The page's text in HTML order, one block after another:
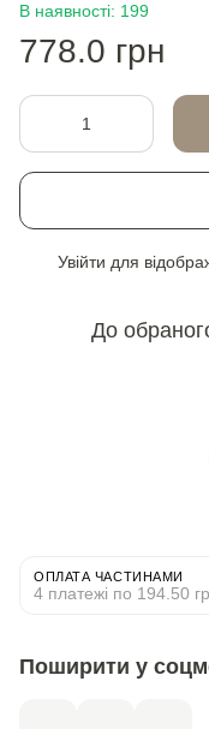
В наявності: 199
778.0 грн
Увійти для
До
ОПЛАТА ЧАСТИНАМИ
4 платежі по 194.50
Поширити у